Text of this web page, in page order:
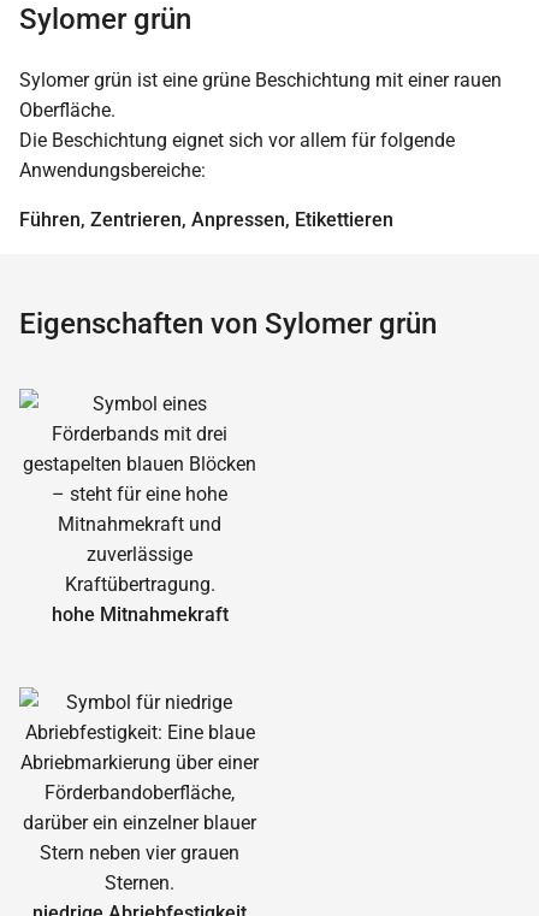
Sylomer grün
Sylomer grün ist eine grüne Beschichtung mit einer rauen
Oberfläche.
Die Beschichtung eignet sich vor allem für folgende
Anwendungsbereiche:
Führen, Zentrieren, Anpressen, Etikettieren
Eigenschaften von Sylomer grün
hohe Mitnahmekraft